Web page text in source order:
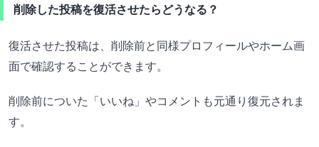
削除した投稿を復活させたらどうなる？
復活させた投稿は、削除前と同様プロフィールやホーム画
面で確認することができます。
削除前についた「いいね」やコメントも元通り復元されま
す。